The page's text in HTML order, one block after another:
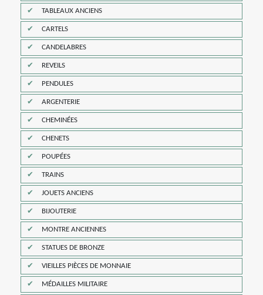
TABLEAUX ANCIENS
CARTELS
CANDELABRES
REVEILS
PENDULES
ARGENTERIE
CHEMINÉES
CHENETS
POUPÉES
TRAINS
JOUETS ANCIENS
BIJOUTERIE
MONTRE ANCIENNES
STATUES DE BRONZE
VIEILLES PIÈCES DE MONNAIE
MÉDAILLES MILITAIRE